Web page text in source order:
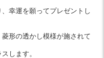
幸運を願ってプレゼントし
形の透かし模様が施されて
します。